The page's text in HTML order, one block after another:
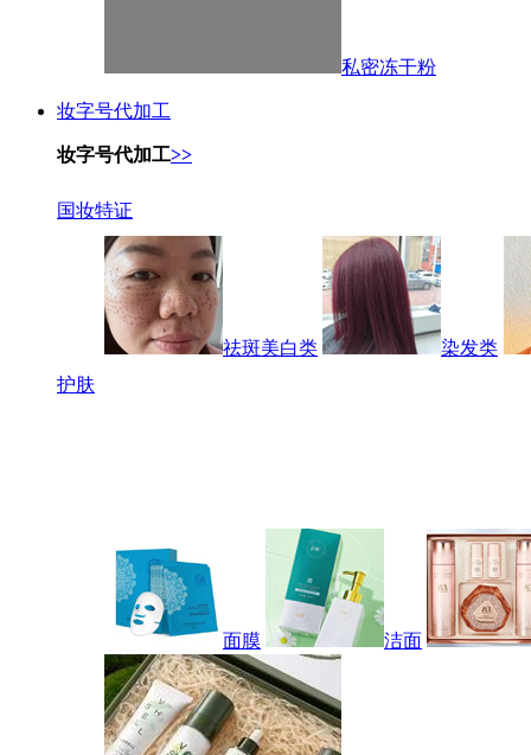
私密冻干粉
妆字号代加工
妆字号代加工>>
国妆特证
祛斑美白类
染发类
护肤
面膜 洁面